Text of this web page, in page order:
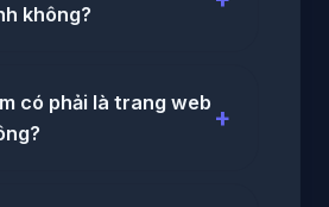
không?
có phải là trang web